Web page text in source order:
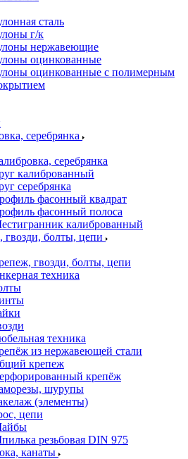
сталь
г/к
нержавеющие
оцинкованные
оцинкованные с полимерным
серебрянка
серебрянка
калиброванный
серебрянка
фасонный квадрат
фасонный полоса
калиброванный
гвозди, болты, цепи
гвозди, болты, цепи
техника
техника
из нержавеющей стали
крепеж
крепёж
шурупы
(элементы)
цепи
резьбовая DIN 975
канаты